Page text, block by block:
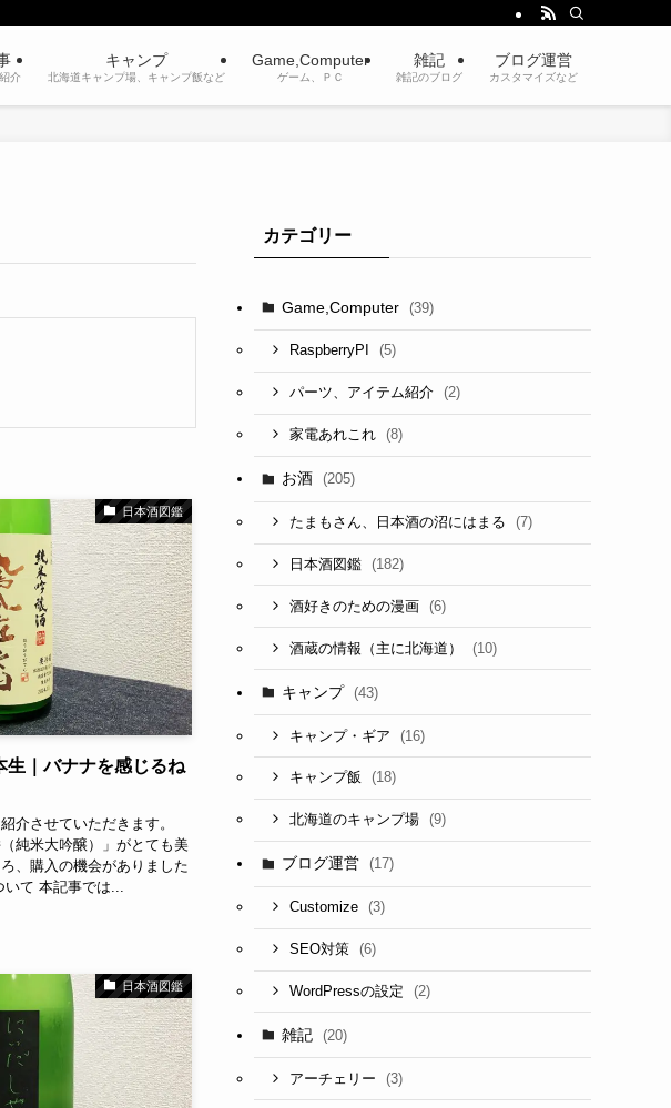
介
キャンプ
北海道キャンプ場、キャンプ飯など
Game,Computer
ゲーム、ＰＣ
雑記
雑記のブログ
ブログ運営
カスタマイズなど
日本酒図鑑
生｜バナナを感じるね
介させていただきます。
純米大吟醸）」がとても美
、購入の機会がありました
いて 本記事では...
日本酒図鑑
カテゴリー
Game,Computer (39)
RaspberryPI (5)
パーツ、アイテム紹介 (2)
家電あれこれ (8)
お酒 (205)
たまもさん、日本酒の沼にはまる (7)
日本酒図鑑 (182)
酒好きのための漫画 (6)
酒蔵の情報（主に北海道） (10)
キャンプ (43)
キャンプ・ギア (16)
キャンプ飯 (18)
北海道のキャンプ場 (9)
ブログ運営 (17)
Customize (3)
SEO対策 (6)
WordPressの設定 (2)
雑記 (20)
アーチェリー (3)